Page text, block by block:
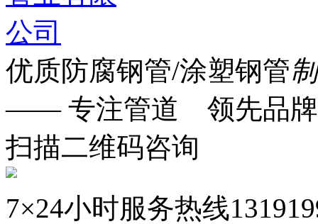
优质防腐钢管/涂塑钢管
—— 专注管道 领先品
扫描二维码咨询
7×24小时服务热线